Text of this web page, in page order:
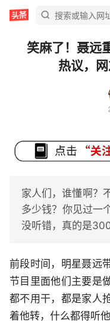
笑麻了！聂远
热议，
家人们，谁懂啊？
多少钱？你见过一
没听错，真的是300
前段时间，明星聂远
节目里面他们主要是
都不用干，都是家人
着他转，什么都得听他